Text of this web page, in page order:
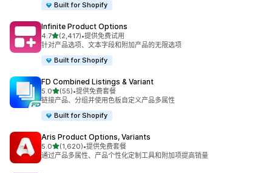
Built for Shopify
Infinite Product Options
4.7星（满分 5 星）
(2,417)
总共 2417 条评论
•提供免费试用
针对产品选项、文本字段和附加产品的无限选项
Built for Shopify
FD Combined Listings & Variant
5.0星（满分 5 星）
(55)
总共 55 条评论
•提供免费套餐
链接产品、分组并使用色板自定义产品多属性
Built for Shopify
Aris Product Options, Variants
5.0星（满分 5 星）
(1,620)
总共 1620 条评论
•提供免费套餐
通过产品多属性、产品个性化定制工具和附加项提高销量